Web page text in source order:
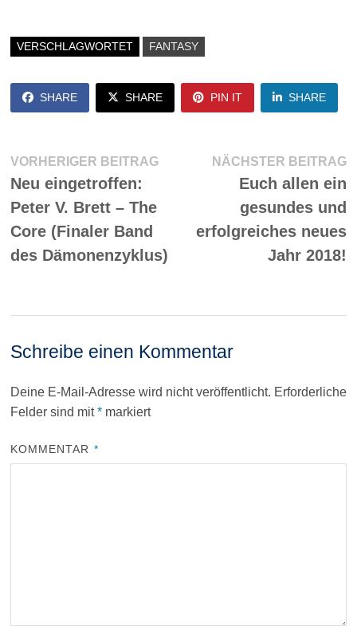
VERSCHLAGWORTET FANTASY
SHARE SHARE PIN IT SHARE
Beitragsnavigation
VORHERIGER BEITRAGVorheriger
Neu eingetroffen:
Peter V. Brett – The
Core (Finaler Band
des Dämonenzyklus)
NÄCHSTER BEITRAG
Euch allen ein
gesundes und
erfolgreiches neues
Jahr 2018!
Schreibe einen Kommentar
Deine E-Mail-Adresse wird nicht veröffentlicht. Erforderliche
Felder sind mit*markiert
KOMMENTAR *